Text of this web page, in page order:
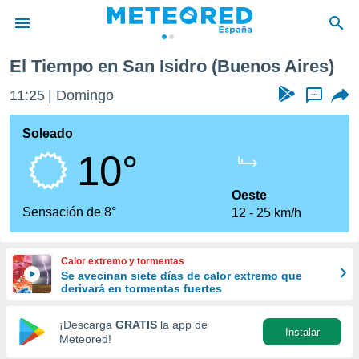
de
por
que se
calidad.
a este
las
y
forma
digital
basada
El Tiempo en San Isidro (Buenos Aires)
11:25 Domingo ...
Soleado
10°
Sensación de 8°
Oeste
12
25 km/h
Calor extremo y tormentas
Se avecinan siete días de calor extremo que
derivará en tormentas fuertes
¡Descarga GRATIS la app de
Meteored!
Instalar